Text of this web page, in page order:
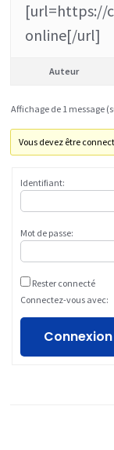
[url=https://
online[/url]
Auteur
Affichage de 1 message
Vous devez être
Identifiant:
Mot de passe:
Rester connecté
Connectez-vous avec:
Connexion